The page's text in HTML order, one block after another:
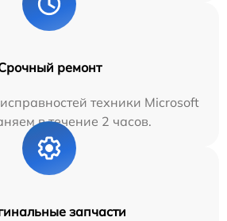
ремонт
техники Microsoft
в течение 2 часов.
запчасти